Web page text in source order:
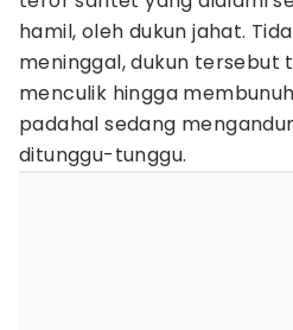
hamil, oleh dukun jahat.
meninggal, dukun
menculik hingga
padahal sedang
ditunggu-tunggu.